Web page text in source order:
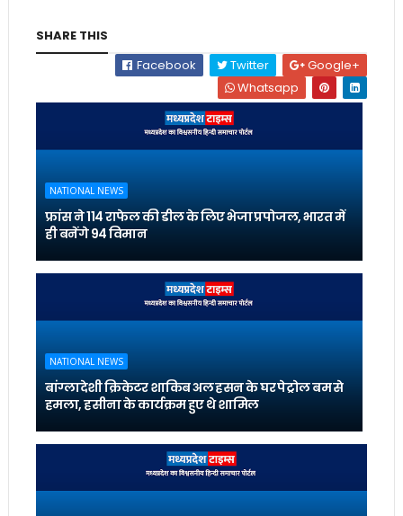
SHARE THIS
Facebook
Twitter
Google+
Whatsapp
NATIONAL NEWS
फ्रांस ने 114 राफेल की डील के लिए भेजा प्रपोजल, भारत में
ही बनेंगे 94 विमान
NATIONAL NEWS
बांग्लादेशी क्रिकेटर शाकिब अल हसन के घर पेट्रोल बम से
हमला, हसीना के कार्यक्रम हुए थे शामिल